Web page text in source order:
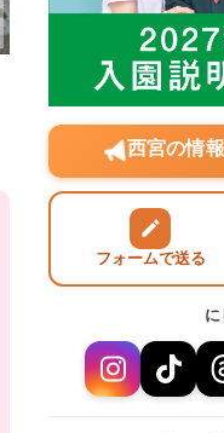
西宮の情
フォームで送る